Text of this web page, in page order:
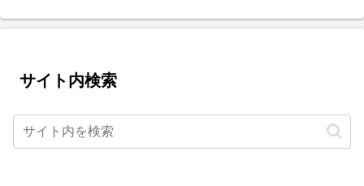
サイト内検索